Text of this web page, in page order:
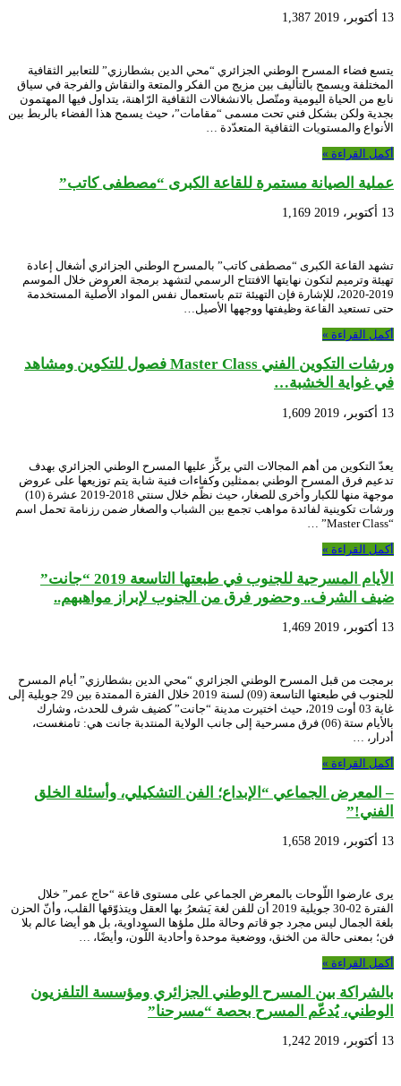
13 أكتوبر، 2019 1,387
يتسع فضاء المسرح الوطني الجزائري “محي الدين بشطارزي” للتعابير الثقافية
المختلفة ويسمح بالتأليف بين مزيج من الفكر والمتعة والنقاش والفرجة في سياق
نابع من الحياة اليومية ومتّصل بالانشغالات الثقافية الرّاهنة، يتداول فيها المهتمون
بجدية ولكن بشكل فني تحت مسمى “مقامات”، حيث يسمح هذا الفضاء بالربط بين
الأنواع والمستويات الثقافية المتعدّدة …
أكمل القراءة »
عملية الصيانة مستمرة للقاعة الكبرى “مصطفى كاتب”
13 أكتوبر، 2019 1,169
تشهد القاعة الكبرى “مصطفى كاتب” بالمسرح الوطني الجزائري أشغال إعادة
تهيئة وترميم لتكون نهايتها الافتتاح الرسمي لتشهد برمجة العروض خلال الموسم
2019-2020، للإشارة فإن التهيئة تتم باستعمال نفس المواد الأصلية المستخدمة
حتى تستعيد القاعة وظيفتها ووجهها الأصيل…
أكمل القراءة »
ورشات التكوين الفني Master Class فصول للتكوين ومشاهد
في غواية الخشبة…
13 أكتوبر، 2019 1,609
يعدّ التكوين من أهم المجالات التي يركِّز عليها المسرح الوطني الجزائري بهدف
تدعيم فرق المسرح الوطني بممثلين وكفاءات فنية شابة يتم توزيعها على عروض
موجهة منها للكبار وأخرى للصغار، حيث نظّم خلال سنتي 2018-2019 عشرة (10)
ورشات تكوينية لفائدة مواهب تجمع بين الشباب والصغار ضمن رزنامة تحمل اسم
“Master Class” …
أكمل القراءة »
الأيام المسرحية للجنوب في طبعتها التاسعة 2019 “جانت”
ضيف الشرف.. وحضور فرق من الجنوب لإبراز مواهبهم..
13 أكتوبر، 2019 1,469
برمجت من قبل المسرح الوطني الجزائري “محي الدين بشطارزي” أيام المسرح
للجنوب في طبعتها التاسعة (09) لسنة 2019 خلال الفترة الممتدة بين 29 جويلية إلى
غاية 03 أوت 2019، حيث اختيرت مدينة “جانت” كضيف شرف للحدث، وشارك
بالأيام ستة (06) فرق مسرحية إلى جانب الولاية المنتدبة جانت هي: تامنغست،
أدرار، …
أكمل القراءة »
– المعرض الجماعي “الإبداع؛ الفن التشكيلي، وأسئلة الخلق
الفني!”
13 أكتوبر، 2019 1,658
يرى عارضوا اللّوحات بالمعرض الجماعي على مستوى قاعة “حاج عمر” خلال
الفترة 02-30 جويلية 2019 أن للفن لغة يَشعرُ بها العقل ويتذوّقها القلب، وأنّ الحزن
بلغة الجمال ليس مجرد جو قاتم وحالة ملل ملؤها السوداوية، بل هو أيضا عالم بلا
فن؛ بمعنى حالة من الخنق، ووضعية موحدة وأحادية اللّون، وأيضًا، …
أكمل القراءة »
بالشراكة بين المسرح الوطني الجزائري ومؤسسة التلفزيون
الوطني، يُدعّم المسرح بحصة “مسرحنا”
13 أكتوبر، 2019 1,242